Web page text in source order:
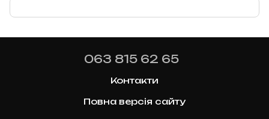
063 815 62 65
Контакти
Повна версія сайту